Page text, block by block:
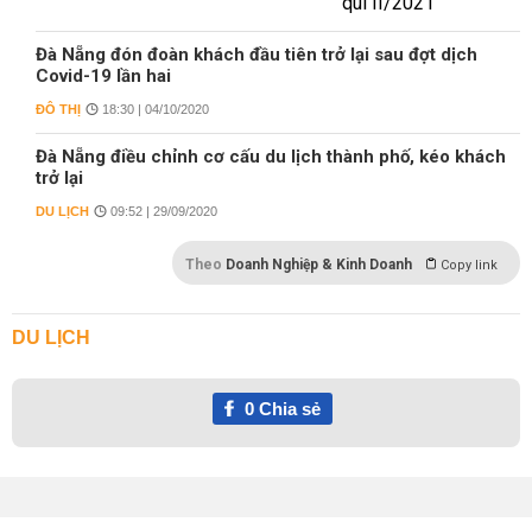
Đà Nẵng đón đoàn khách đầu tiên trở lại sau đợt dịch
Covid-19 lần hai
ĐÔ THỊ 18:30 | 04/10/2020
Đà Nẵng điều chỉnh cơ cấu du lịch thành phố, kéo khách
trở lại
DU LỊCH 09:52 | 29/09/2020
Theo Doanh Nghiệp & Kinh Doanh Copy link
DU LỊCH
0Chia sẻ